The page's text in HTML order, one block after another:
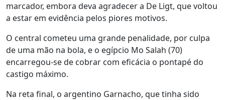
marcador, embora deva agradecer a De Ligt, que voltou
a estar em evidência pelos piores motivos.
O central cometeu uma grande penalidade, por culpa
de uma mão na bola, e o egípcio Mo Salah (70)
encarregou-se de cobrar com eficácia o pontapé do
castigo máximo.
Na reta final, o argentino Garnacho, que tinha sido